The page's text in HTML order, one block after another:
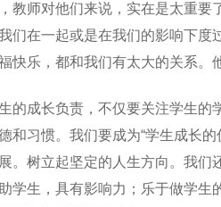
教师对他们来说，实在是太重
们在一起或是在我们的影响下
快乐，都和我们有太大的关系
的成长负责，不仅要关注学生
和习惯。我们要成为“学生成长
。树立起坚定的人生方向。我
学生，具有影响力；乐于做学